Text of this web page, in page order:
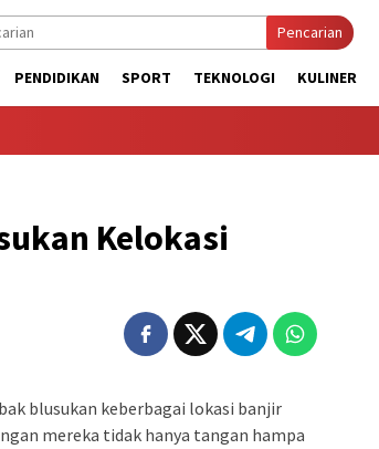
Pencarian
PENDIDIKAN SPORT TEKNOLOGI KULINER
Kelokasi
blusukan keberbagai lokasi banjir
mereka tidak hanya tangan hampa